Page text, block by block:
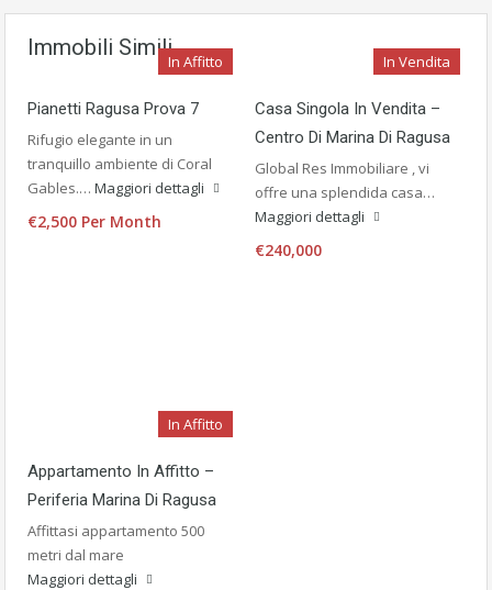
Immobili Simili
In Affitto
Pianetti Ragusa Prova 7
Rifugio elegante in un
tranquillo ambiente di Coral
Gables.… Maggiori dettagli
€2,500 Per Month
In Vendita
Casa Singola In Vendita –
Centro Di Marina Di Ragusa
Global Res Immobiliare , vi
offre una splendida casa…
Maggiori dettagli
€240,000
In Affitto
Appartamento In Affitto –
Periferia Marina Di Ragusa
Affittasi appartamento 500
metri dal mare
Maggiori dettagli